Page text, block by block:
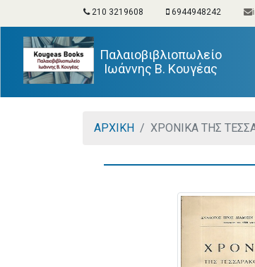
210 3219608 6944948242
Παλαιοβιβλιοπωλείο
Ιωάννης Β. Κουγέας
ΑΡΧΙΚΗ ΧΡΟΝΙΚΑ ΤΗΣ